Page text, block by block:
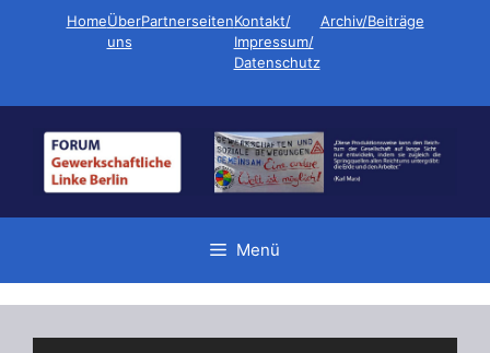
HomeÜber
uns
PartnerseitenKontakt/
Impressum/
Datenschutz
Archiv/Beiträge
Menü